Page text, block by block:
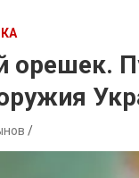
орешек.